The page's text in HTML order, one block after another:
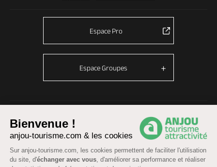
Bienvenue !
anjou-tourisme.com & les cookies
Sur anjou-tourisme.com, les cookies permettent de faciliter l'utilisation
du site, d'échanger avec vous, d'améliorer sa performance et réaliser
Espace Pro
Espace Groupes
Mentions légales Données personnelles-Cookies
CGU Réservation -Accessibilité : partiellement conforme